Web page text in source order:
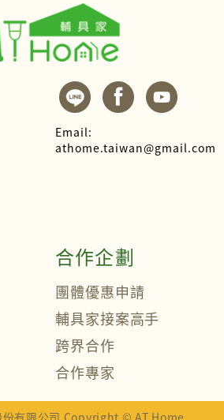
Email:
athome.taiwan@gmail.com
合作企劃
團體優惠申請
輔具家接案高手
跨界合作
合作專家
份有限公司 Copyright © AT Home